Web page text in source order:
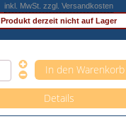
inkl. MwSt. zzgl. Versandkosten
Produkt derzeit nicht auf Lager
Details